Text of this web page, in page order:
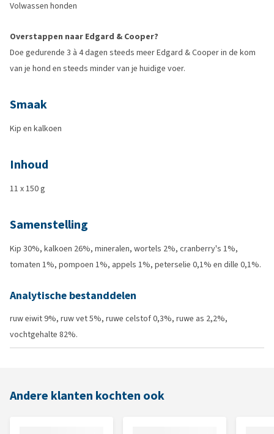
Volwassen honden
Overstappen naar Edgard & Cooper?
Doe gedurende 3 à 4 dagen steeds meer Edgard & Cooper in de kom
van je hond en steeds minder van je huidige voer.
Smaak
Kip en kalkoen
Inhoud
11 x 150 g
Samenstelling
Kip 30%, kalkoen 26%, mineralen, wortels 2%, cranberry's 1%,
tomaten 1%, pompoen 1%, appels 1%, peterselie 0,1% en dille 0,1%.
Analytische bestanddelen
ruw eiwit 9%, ruw vet 5%, ruwe celstof 0,3%, ruwe as 2,2%,
vochtgehalte 82%.
Andere klanten kochten ook